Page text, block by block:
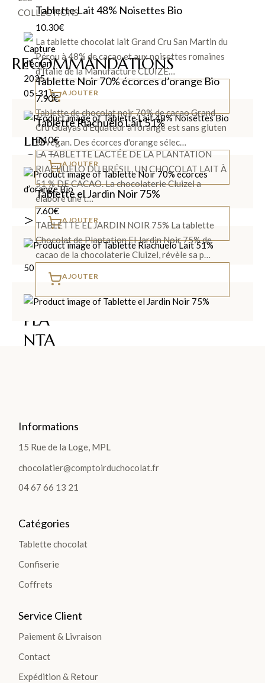
COLLECTIONS
LES
COF
FRE
TS
>
LES
PLA
NTA
TABLETTES
Les
Noir
Blanc
Les
TABLETTES
>
RECOMMANDATIONS
Tablette Lait 48% Noisettes Bio
10.30€
La tablette chocolat lait Grand Cru San Martin du
Pérou à 48% de cacao et aux noisettes romaines
d'Italie de la Manufacture CLUIZE…
AJOUTER
Tablette Noir 70% écorces d’orange Bio
7.90€
Tablette de chocolat noir 70% de cacao Grand
Cru Guayas d’Équateur à l'orange est sans gluten
et végan. Des écorces d'orange sélec…
AJOUTER
Tablette Riachuelo Lait 51%
8.10€
LA TABLETTE LACTÉE DE LA PLANTATION
RIACHUELO DU BRÉSIL, UN CHOCOLAT LAIT À
51 % DE CACAO. La chocolaterie Cluizel a
élaboré une t…
AJOUTER
Tablette el Jardin Noir 75%
7.60€
TABLETTE EL JARDIN NOIR 75% La tablette
Chocolat de Plantation El Jardin Noir 75% de
cacao de la chocolaterie Cluizel, révèle sa p…
AJOUTER
Informations
15 Rue de la Loge, MPL
chocolatier@comptoirduchocolat.fr
04 67 66 13 21
Catégories
Tablette chocolat
Confiserie
Coffrets
Service Client
Paiement & Livraison
Contact
Expédition & Retour